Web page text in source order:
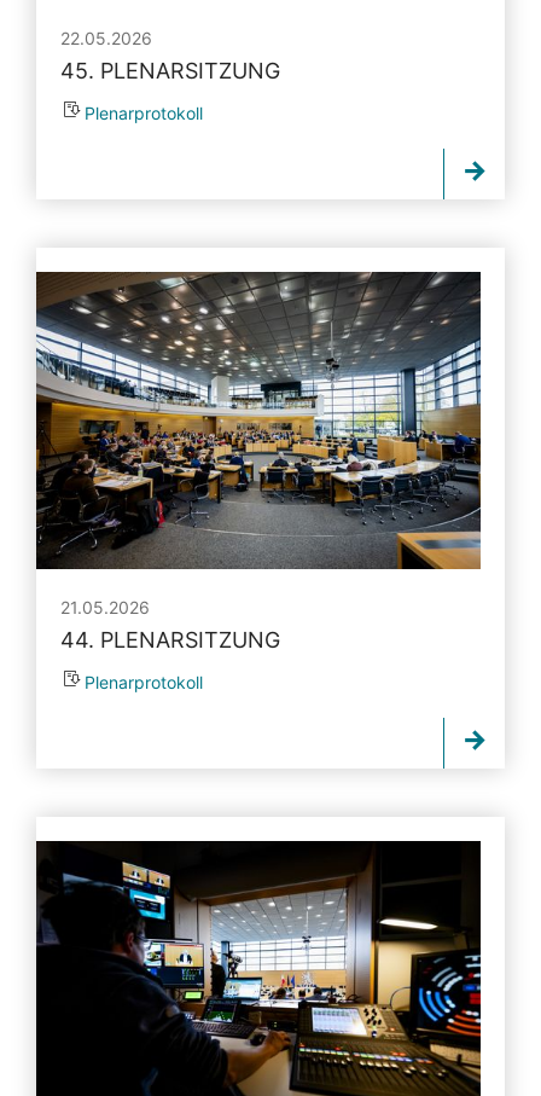
22.05.2026
45. PLENARSITZUNG
Plenarprotokoll
21.05.2026
44. PLENARSITZUNG
Plenarprotokoll